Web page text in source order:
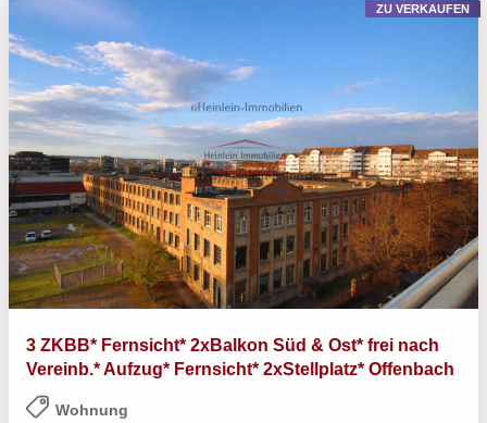
3 ZKBB* Fernsicht* 2xBalkon Süd & Ost* frei nach
Vereinb.* Aufzug* Fernsicht* 2xStellplatz* Offenbach
Wohnung
ZU VERKAUFEN